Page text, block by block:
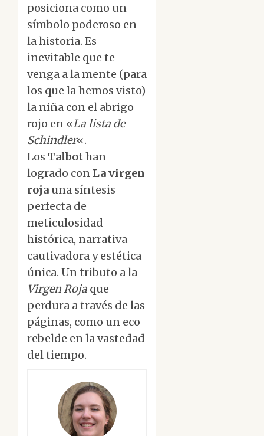
posiciona como un
símbolo poderoso en
la historia. Es
inevitable que te
venga a la mente (para
los que la hemos visto)
la niña con el abrigo
rojo en «La lista de
Schindler«.
Los Talbothan
logrado con La virgen
roja una síntesis
perfecta de
meticulosidad
histórica, narrativa
cautivadora y estética
única. Un tributo a la
Virgen Roja que
perdura a través de las
páginas, como un eco
rebelde en la vastedad
del tiempo.